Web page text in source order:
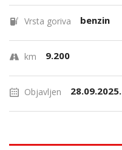
Vrsta goriva benzin
km 9.200
Objavljen 28.09.2025.